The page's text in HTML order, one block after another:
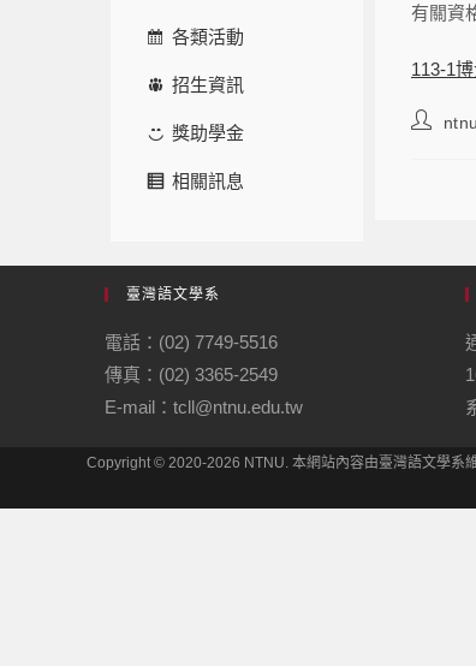
各類活動
招生資訊
獎助學金
相關訊息
有關資
113-1
臺灣語文學系
電話：(02) 7749-5516
傳真：(02) 3365-2549
E-mail：tcll@ntnu.edu.tw
Copyright © 2020-2026 NTNU. 本網站內容由臺灣語文學系